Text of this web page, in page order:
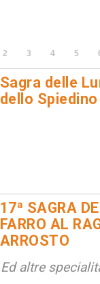
2 3 4 5
Sagra delle
dello Spiedino
17ª SAGRA
FARRO AL
ARROSTO
Ed altre